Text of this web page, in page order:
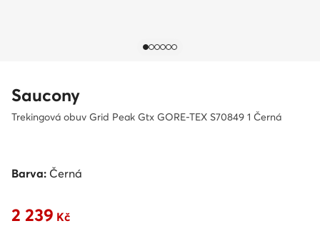
Saucony
Trekingová obuv Grid Peak Gtx GORE-TEX S70849 1 Černá
Barva: Černá
Aktuální cena 2 239 Kč
2 239 Kč